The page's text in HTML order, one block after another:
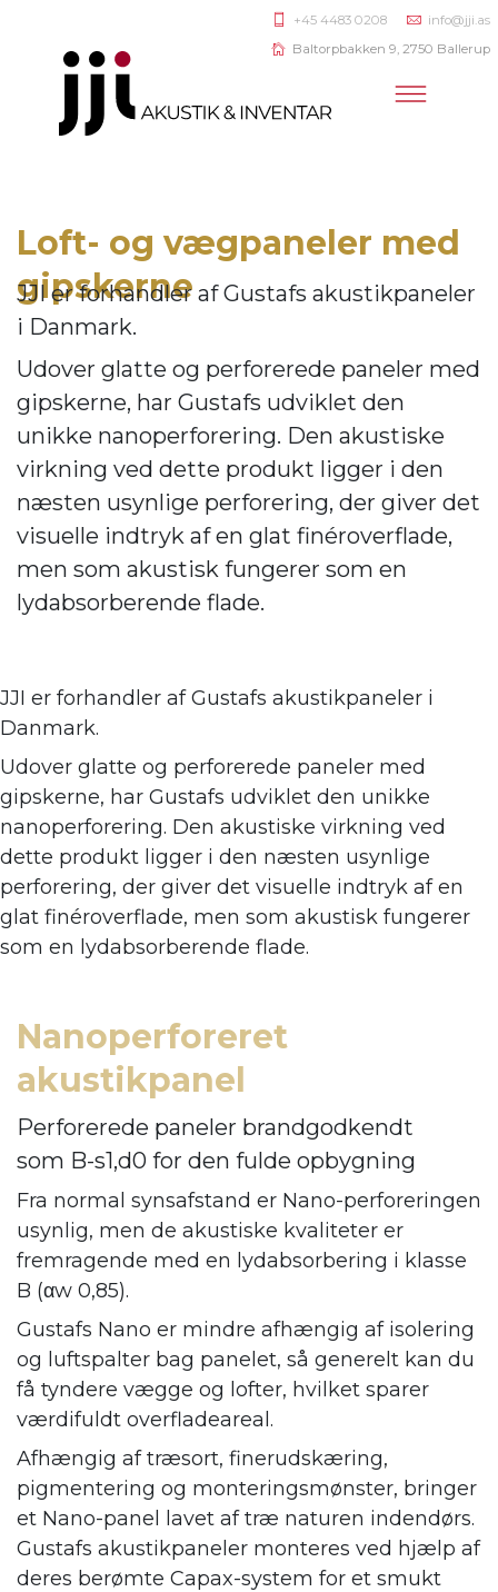
+45 4483 0208
info@jji.as
Baltorpbakken 9, 2750 Ballerup
Loft- og vægpaneler med
gipskerne
JJI er forhandler afGustafs akustikpaneler
i Danmark.
Udover glatte og perforerede paneler med
gipskerne, har Gustafs udviklet den
unikke nanoperforering. Den akustiske
virkning ved dette produkt ligger i den
næsten usynlige perforering, der giver det
visuelle indtryk af en glat finéroverflade,
men som akustisk fungerer som en
lydabsorberende flade.
JJI er forhandler afGustafs akustikpaneler i
Danmark.
Udover glatte og perforerede paneler med
gipskerne, har Gustafs udviklet den unikke
nanoperforering. Den akustiske virkning ved
dette produkt ligger i den næsten usynlige
perforering, der giver det visuelle indtryk af en
glat finéroverflade, men som akustisk fungerer
som en lydabsorberende flade.
Nanoperforeret
akustikpanel
Perforerede paneler brandgodkendt
som B-s1,d0 for den fulde opbygning
Fra normal synsafstand er Nano-perforeringen
usynlig, men de akustiske kvaliteter er
fremragende med en lydabsorbering i klasse
B (αw 0,85).
Gustafs Nano er mindre afhængig af isolering
og luftspalter bag panelet, så generelt kan du
få tyndere vægge og lofter, hvilket sparer
værdifuldt overfladeareal.
Afhængig af træsort, finerudskæring,
pigmentering og monteringsmønster, bringer
et Nano-panel lavet af træ naturen indendørs.
Gustafs akustikpaneler monteres ved hjælp af
deres berømte Capax-system for et smukt